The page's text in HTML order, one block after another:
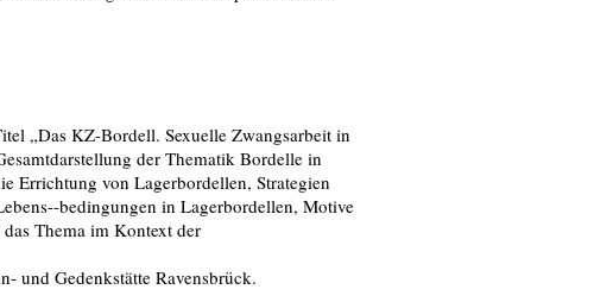
„Das KZ-Bordell. Sexuelle Zwangsarbeit in
der Thematik Bordelle in
Errichtung von Lagerbordellen, Strategien
bedingungen in Lagerbordellen, Motive
Thema im Kontext der
und Gedenkstätte Ravensbrück.